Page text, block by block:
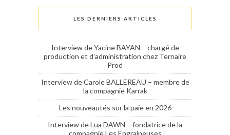
LES DERNIERS ARTICLES
Interview de Yacine BAYAN – chargé de
production et d’administration chez Ternaire
Prod
Interview de Carole BALLEREAU – membre de
la compagnie Karrak
Les nouveautés sur la paie en 2026
Interview de Lua DAWN – fondatrice de la